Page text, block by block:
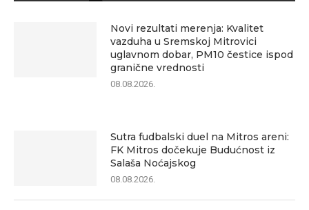
Novi rezultati merenja: Kvalitet
vazduha u Sremskoj Mitrovici
uglavnom dobar, PM10 čestice ispod
granične vrednosti
08.08.2026.
Sutra fudbalski duel na Mitros areni:
FK Mitros dočekuje Budućnost iz
Salaša Noćajskog
08.08.2026.